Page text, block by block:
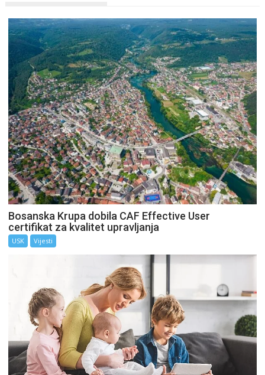
Bosanska Krupa dobila CAF Effective User
certifikat za kvalitet upravljanja
USK Vijesti